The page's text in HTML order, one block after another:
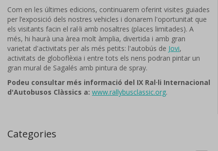
Com en les últimes edicions, continuarem oferint visites guiades
per l’exposició dels nostres vehicles i donarem l'oportunitat que
els visitants facin el ral·li amb nosaltres (places limitades). A
més, hi haurà una àrea molt àmplia, divertida i amb gran
varietat d'activitats per als més petits: l'autobús de Jovi,
activitats de globoflèxia i entre tots els nens podran pintar un
gran mural de Sagalés amb pintura de spray.
Podeu consultar més informació del IX Ral·li Internacional
d'Autobusos Clàssics a: www.rallybusclassic.org.
Categories